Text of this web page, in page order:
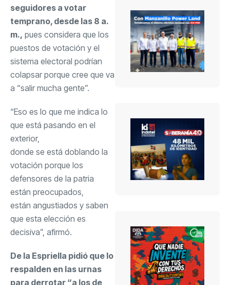
seguidores a votar
temprano, desde las 8 a.
m., pues considera que los
puestos de votación y el
sistema electoral podrían
colapsar porque cree que va
a “salir mucha gente”.
“Eso es lo que me indica lo
que está pasando en el
exterior,
donde se está doblando la
votación porque los
defensores de la patria
están preocupados,
están angustiados y saben
que esta elección es
decisiva”, afirmó.
De la Espriella pidió que lo
respalden en las urnas
para derrotar “a los de